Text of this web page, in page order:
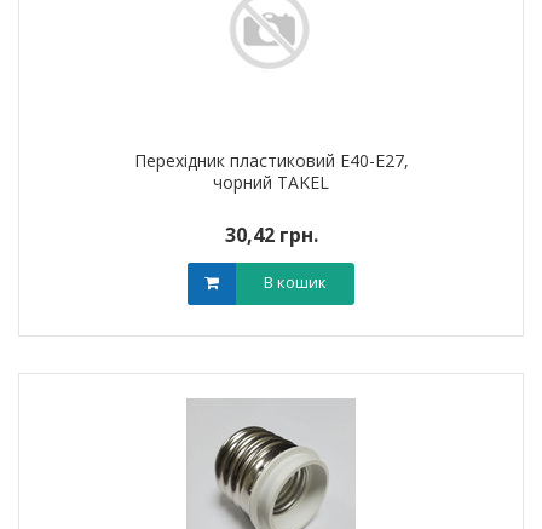
Перехідник пластиковий Е40-Е27,
чорний TAKEL
30,42 грн.
В кошик